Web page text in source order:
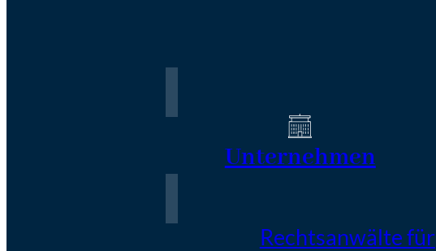
Unternehmen
Rechtsanwälte für